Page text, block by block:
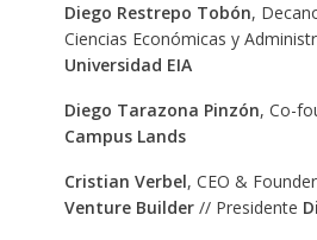
Diego Restrepo Tobón,
Ciencias Económicas y
Universidad EIA
Diego Tarazona Pinzón, Co-
Campus Lands
Cristian Verbel, CEO & Founder
Venture Builder// Presidente